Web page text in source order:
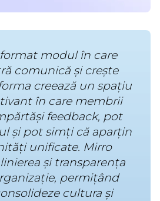
modul în care
comunică și crește
creează un spațiu
în care membrii
feedback, pot
și pot simți că aparțin
unificate. Mirro
și transparența
permițând
cultura și